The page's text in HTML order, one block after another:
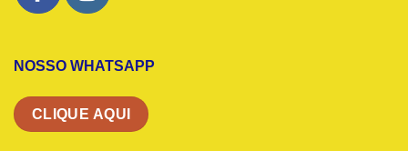
NOSSO WHATSAPP
CLIQUE AQUI